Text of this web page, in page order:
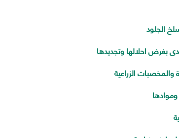
الجلود
بغرض احلالها وتجديدها
الزراعية